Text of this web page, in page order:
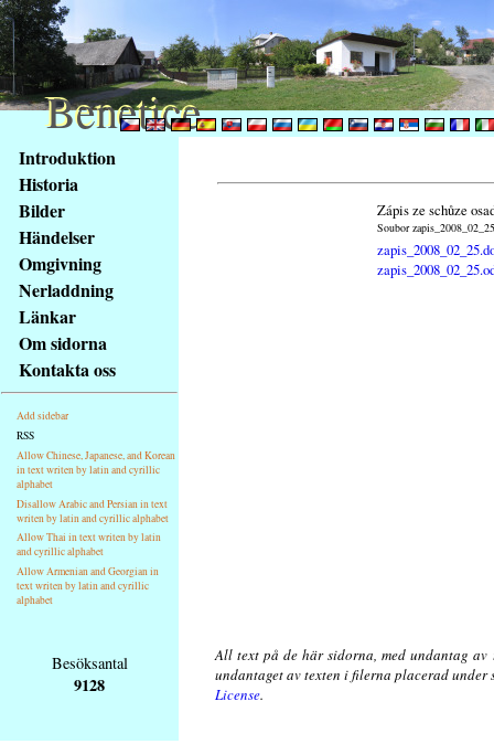
obsah
stránky
Klávesové
zkratky
tomto
webu
základní
Hlavní
strana
Introduktion
Historia
Bilder
Händelser
Omgivning
Nerladdning
Länkar
Om sidorna
Kontakta oss
Add sidebar
RSS
Allow Chinese, Japanese, and Korean
in text writen by latin and cyrillic
alphabet
Disallow Arabic and Persian in text
writen by latin and cyrillic alphabet
Allow Thai in text writen by latin
and cyrillic alphabet
Allow Armenian and Georgian in
text writen by latin and cyrillic
alphabet
Zápis ze schůze
Soubor
Besöksantal
9128
All text på de här sidorna, med undantag av
undantaget av texten i filerna placerad
License.
Benetice
Benetice